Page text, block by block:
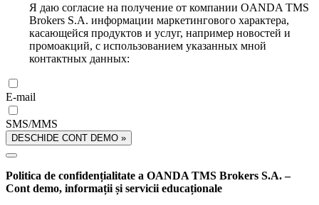
Я даю согласие на получение от компании OANDA TMS
Brokers S.A. информации маркетингового характера,
касающейся продуктов и услуг, например новостей и
промоакций, с использованием указанных мной
контактных данных:
E-mail
SMS/MMS
DESCHIDE CONT DEMO »
Politica de confidențialitate a OANDA TMS Brokers S.A. –
Cont demo, informații și servicii educaționale